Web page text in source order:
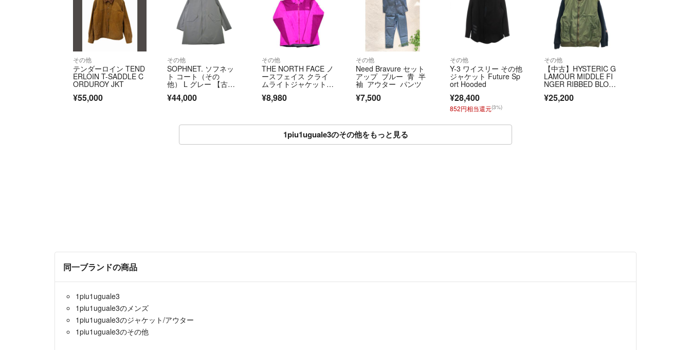
こちらのアカウントはラクマ公式パートナーの株式会社コンコルドに
よって運営されています。
▼特商法
https://fril.jp/ts/official/law/a283/
▼返品特約
https://fril.jp/ts/official/law/a283/#return_policy
その他
テンダーロイン TEND
ERLOIN T-SADDLE C
ORDUROY JKT
¥55,000
その他
SOPHNET. ソフネッ
ト コート（その
他） L グレー 【古
料】
¥44,000
その他
THE NORTH FACE ノ
ースフェイス クライ
ムライトジャケット N
ロン ユニセック
¥8,980
その他
Need Bravure セット
アップ ブルー 青 半
袖 アウター パンツ
¥7,500
その他
Y-3 ワイスリー その他
ジャケット Future Sp
ort Hooded
¥28,400
852円相当還元(3%)
その他
【中古】HYSTERIC G
LAMOUR MIDDLE FI
NGER RIBBED BLOU
L 02213AB08 ネイビ
¥25,200
1piu1uguale3のその他をもっと見る
同一ブランドの商品
1piu1uguale3
1piu1uguale3のメンズ
1piu1uguale3のジャケット/アウター
1piu1uguale3のその他